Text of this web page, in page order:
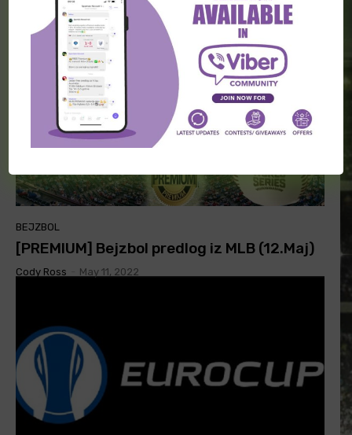
Konoplyanka 91 May 12, 2022
BEJZBOL
[PREMIUM] Bejzbol predlog iz MLB (12.Maj)
Cody Ross May 11, 2022